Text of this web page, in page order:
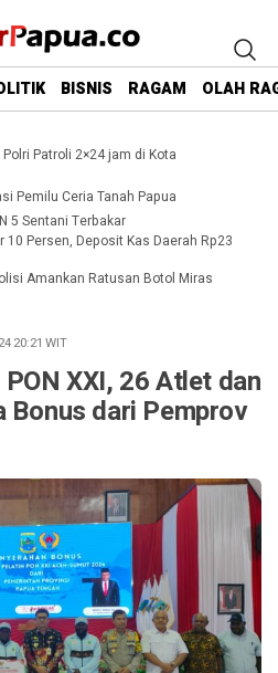
BISNIS RAGAM OLAH
Patroli 2×24 jam di Kota
Pemilu Ceria Tanah Papua
5 Sentani Terbakar
Persen, Deposit Kas Daerah Rp23
Amankan Ratusan Botol Miras
20:21 WIT
XXI, 26 Atlet dan
Bonus dari Pemprov